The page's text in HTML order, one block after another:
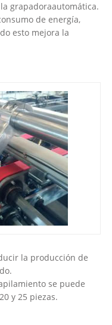
grapadoraautomática.
de energía,
esto mejora la
la producción de
se puede
y 25 piezas.